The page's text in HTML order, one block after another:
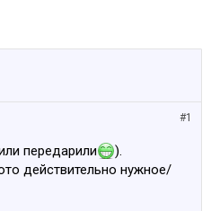
#1
передарили
).
действительно нужное/